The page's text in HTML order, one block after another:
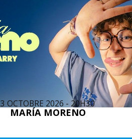
3 OCTOBRE 2026 - 20H30
MARÍA MORENO